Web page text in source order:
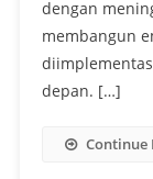
dengan
membangun
depan. […]
Continue